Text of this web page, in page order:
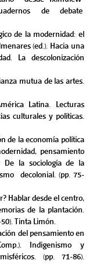
de debate
de la modernidad: el
(ed.). Hacia una
La descolonización
mutua de las artes.
Latina. Lecturas
culturales y políticas.
de la economía política
pensamiento
De la sociología de la
decolonial. (pp. 75-
Hablar desde el centro,
de la plantación.
Tinta Limón.
del pensamiento en
Indigenismo y
(pp. 71-86).